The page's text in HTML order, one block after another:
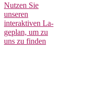
Nutzen Sie
unseren
interaktiven La­
ge­plan, um zu
uns zu finden